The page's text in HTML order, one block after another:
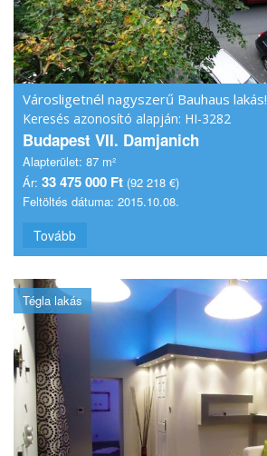
Városligetnél nagyszerű Bauhaus lakás!
Keresés azonosító alapján: HI-3282
Budapest VII. Damjanich
Alapterület: 87 m²
Ár: 33 475 000 Ft (92 218 €)
Feltöltés dátuma: 2015.10.08.
Tovább
Tégla lakás